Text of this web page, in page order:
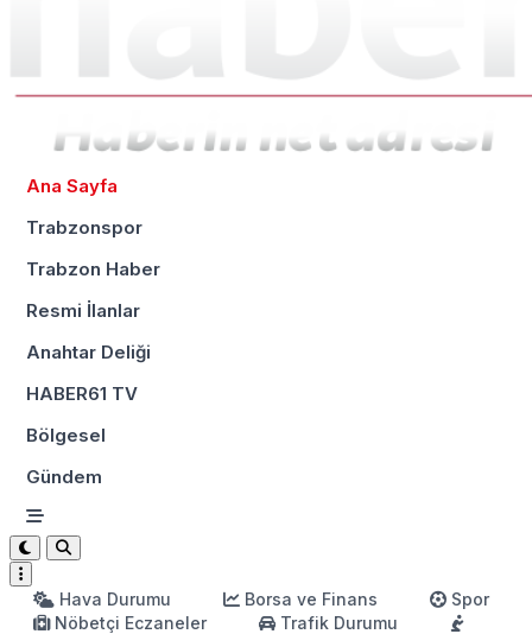
Ana Sayfa
Trabzonspor
Trabzon Haber
Resmi İlanlar
Anahtar Deliği
HABER61 TV
Bölgesel
Gündem
Hava Durumu Borsa ve Finans
Spor
Nöbetçi Eczaneler
Trafik Durumu